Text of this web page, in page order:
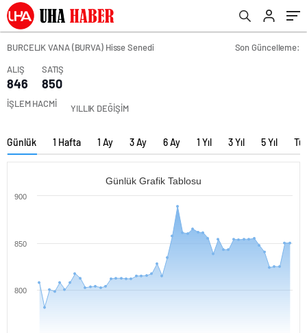
BURCELIK VANA (BURVA) Hisse Senedi
Son Güncelleme:
ALIŞ
846
SATIŞ
850
İŞLEM HACMİ YILLIK DEĞİŞİM
Günlük 1 Hafta 1 Ay 3 Ay 6 Ay 1 Yıl 3 Yıl 5 Yıl
Günlük Grafik Tablosu
800
850
900